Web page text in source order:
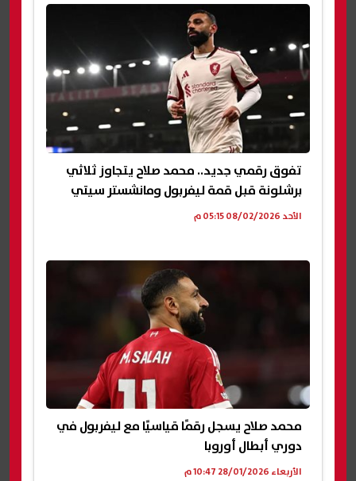
تفوق رقمي جديد.. محمد صلاح يتجاوز ثلاثي
برشلونة قبل قمة ليفربول ومانشستر سيتي
الأحد 08/02/2026 05:15 م
محمد صلاح يسجل رقمًا قياسيًا مع ليفربول في
دوري أبطال أوروبا
الأربعاء 28/01/2026 10:47 م